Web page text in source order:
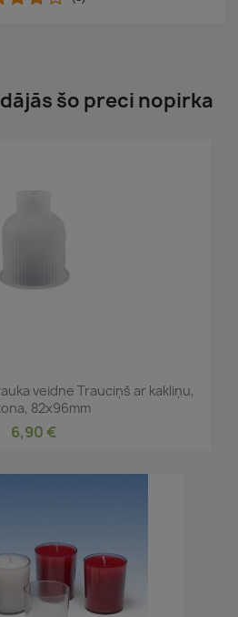
šo preci nopirka
veidne Trauciņš ar kakliņu,
82x96mm
6,90 €